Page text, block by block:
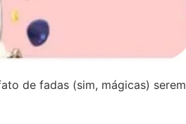
de fadas (sim, mágicas) serem